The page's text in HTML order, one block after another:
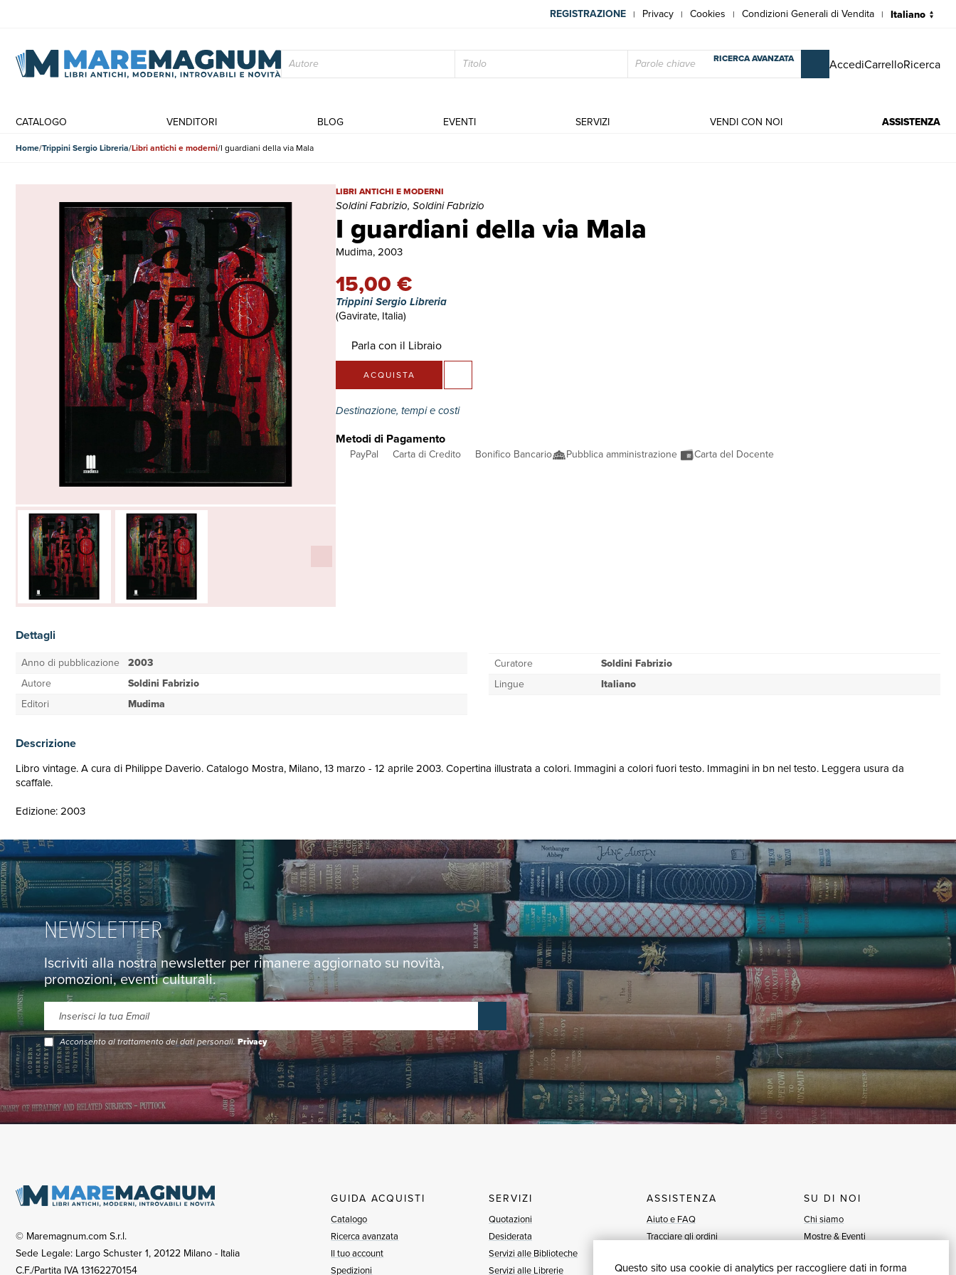
Questo sito usa cookie di analytics per raccogliere dati in forma
REGISTRAZIONE | Privacy | Cookies | Condizioni Generali di Vendita |
RICERCA AVANZATA AccediCarrelloRicerca
CATALOGO VENDITORI BLOG EVENTI SERVIZI VENDI CON NOI ASSISTENZA
Home Trippini Sergio Libreria Libri antichi e moderni I guardiani della via Mala
I guardiani della via Mala
I guardiani della via Mala | Libri antichi e moderni | Soldini Fabrizio, Soldini Fabrizio
LIBRI ANTICHI E MODERNI
Soldini Fabrizio, Soldini Fabrizio
Mudima, 2003
15,00 €
Trippini Sergio Libreria
(Gavirate, Italia)
Parla con il Libraio
ACQUISTA
Destinazione, tempi e costi
Metodi di Pagamento
PayPal Carta di Credito Bonifico Bancario Pubblica amministrazione Carta del Docente
Dettagli
Anno di pubblicazione 2003
Autore
Soldini Fabrizio
Editori
Mudima
Curatore
Soldini Fabrizio
Lingue
Italiano
Descrizione
Libro vintage. A cura di Philippe Daverio. Catalogo Mostra, Milano, 13 marzo - 12 aprile 2003. Copertina illustrata a colori. Immagini a colori fuori testo. Immagini in bn nel testo. Leggera usura da
scaffale.
Edizione: 2003
NEWSLETTER
Iscriviti alla nostra newsletter per rimanere aggiornato su novità,
promozioni, eventi culturali.
Acconsento al trattamento dei dati personali.Privacy
© Maremagnum.com S.r.l.
Sede Legale: Largo Schuster 1, 20122 Milano - Italia
C.F./Partita IVA 13162270154
GUIDA ACQUISTI
Catalogo
Ricerca avanzata
Il tuo account
Spedizioni
SERVIZI
Quotazioni
Desiderata
Servizi alle Biblioteche
Servizi alle Librerie
ASSISTENZA
Aiuto e FAQ
Tracciare gli ordini
Fatturazione
SU DI NOI
Chi siamo
Mostre & Eventi
Blog